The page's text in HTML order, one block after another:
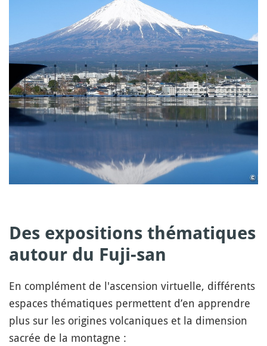
Des expositions thématiques
autour du Fuji-san
En complément de l'ascension virtuelle, différents
espaces thématiques permettent d’en apprendre
plus sur les origines volcaniques et la dimension
sacrée de la montagne :